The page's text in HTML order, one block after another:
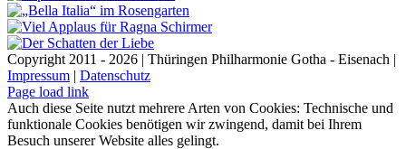
Copyright 2011 - 2026 | Thüringen Philharmonie Gotha - Eisenach |
Impressum | Datenschutz
Facebook
Instagram
WhatsApp
YouTube
E-
Mail
Telefon
Page load link
Auch diese Seite nutzt mehrere Arten von Cookies: Technische und
funktionale Cookies benötigen wir zwingend, damit bei Ihrem
Besuch unserer Website alles gelingt.